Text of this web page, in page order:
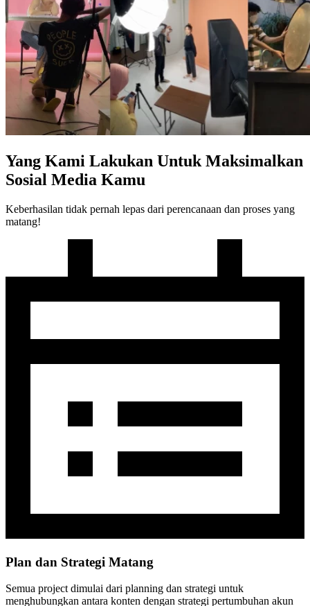
Yang Kami Lakukan Untuk Maksimalkan
Sosial Media Kamu
Keberhasilan tidak pernah lepas dari perencanaan dan proses yang
matang!
Plan dan Strategi Matang
Semua project dimulai dari planning dan strategi untuk
menghubungkan antara konten dengan strategi pertumbuhan akun